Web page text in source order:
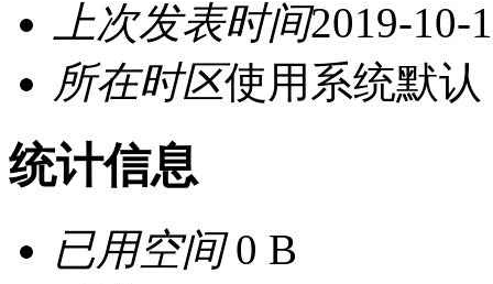
上次发表时间2019-10-
所在时区使用系统默认
统计信息
已用空间0 B